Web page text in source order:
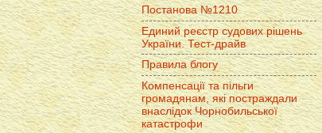
Постанова №1210
Единий реєстр судових рішень
України. Тест-драйв
Правила блогу
Компенсації та пільги
громадянам, які постраждали
внаслідок Чорнобильської
катастрофи